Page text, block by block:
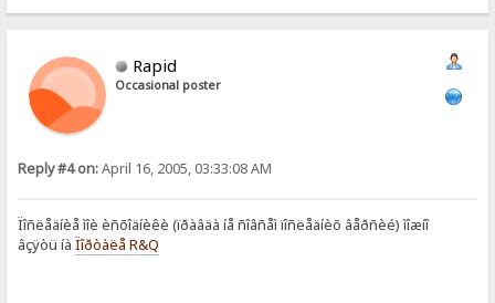
Rapid
Occasional poster
Reply #4 on:April 16, 2005, 03:33:08 AM
Ïîñëåäíèå ìîè èñõîäíèêè (ïðàâäà íå ñîâñåì ïîñëåäíèõ âåðñèé) ìîæíî
âçÿòü íàÏîðòàëå R&Q